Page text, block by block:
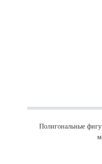
Полигональные